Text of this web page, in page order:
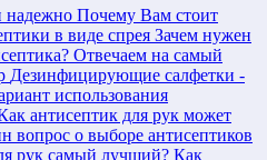
надежно Почему Вам стоит
в виде спрея Зачем нужен
Отвечаем на самый
Дезинфицирующие салфетки -
использования
антисептик для рук может
вопрос о выборе антисептиков
рук самый лучший? Как